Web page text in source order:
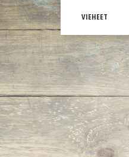
VIEHEET